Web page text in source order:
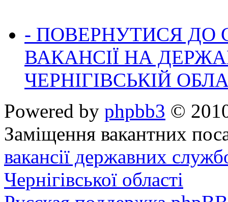
- ПОВЕРНУТИСЯ ДО
ВАКАНСІЇ НА
ЧЕРНІГІВСЬКІЙ
Powered by phpbb3 ©
Заміщення вакантних
вакансії державних
Чернігівської області